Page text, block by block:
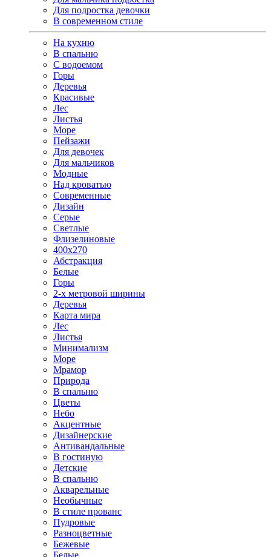
Для подростка девочки
В современном стиле
На кухню
В спальню
С водоемом
Горы
Деревья
Красивые
Лес
Листья
Море
Пейзажи
Для девочек
Для мальчиков
Модные
Над кроватью
Современные
Дизайн
Серые
Светлые
Флизелиновые
400х270
Абстракция
Белые
Горы
2-х метровой ширины
Деревья
Карта мира
Лес
Листья
Минимализм
Море
Мрамор
Природа
В спальню
Цветы
Небо
Акцентные
Дизайнерские
Антивандальные
В гостиную
Детские
В спальню
Акварельные
Необычные
В стиле прованс
Пудровые
Разноцветные
Бежевые